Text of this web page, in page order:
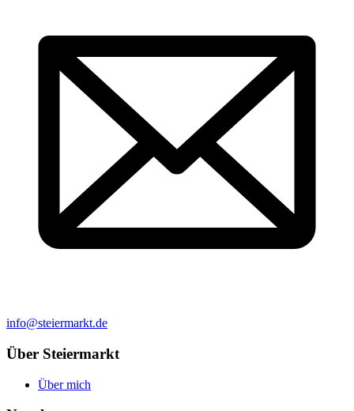
info@steiermarkt.de
Über Steiermarkt
Über mich